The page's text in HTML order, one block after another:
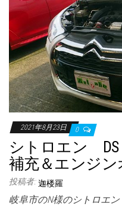
2021年8月23日 0
シトロエン
補充＆エンジ
投稿者: 迦楼羅
岐阜市のN様のシトロエ